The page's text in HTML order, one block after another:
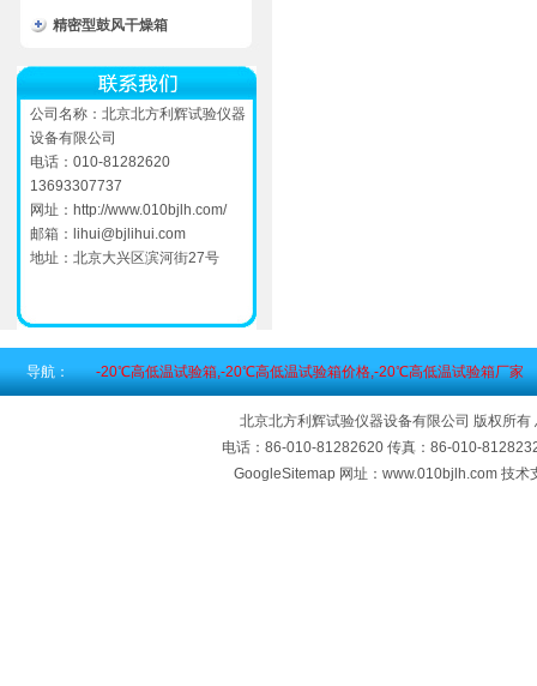
精密型鼓风干燥箱
公司名称：北京北方利辉试验仪器
设备有限公司
电话：010-81282620
13693307737
网址： http://www.010bjlh.com/
邮箱： lihui@bjlihui.com
地址：北京大兴区滨河街27号
导航： -20℃高低温试验箱,-20℃高低温试验箱价格,-20℃高低温试验箱厂家
北京北方利辉试验仪器设备有限公司 版权所有
电话：86-010-81282620 传真：86-010-
GoogleSitemap 网址：www.010bjlh.com 技